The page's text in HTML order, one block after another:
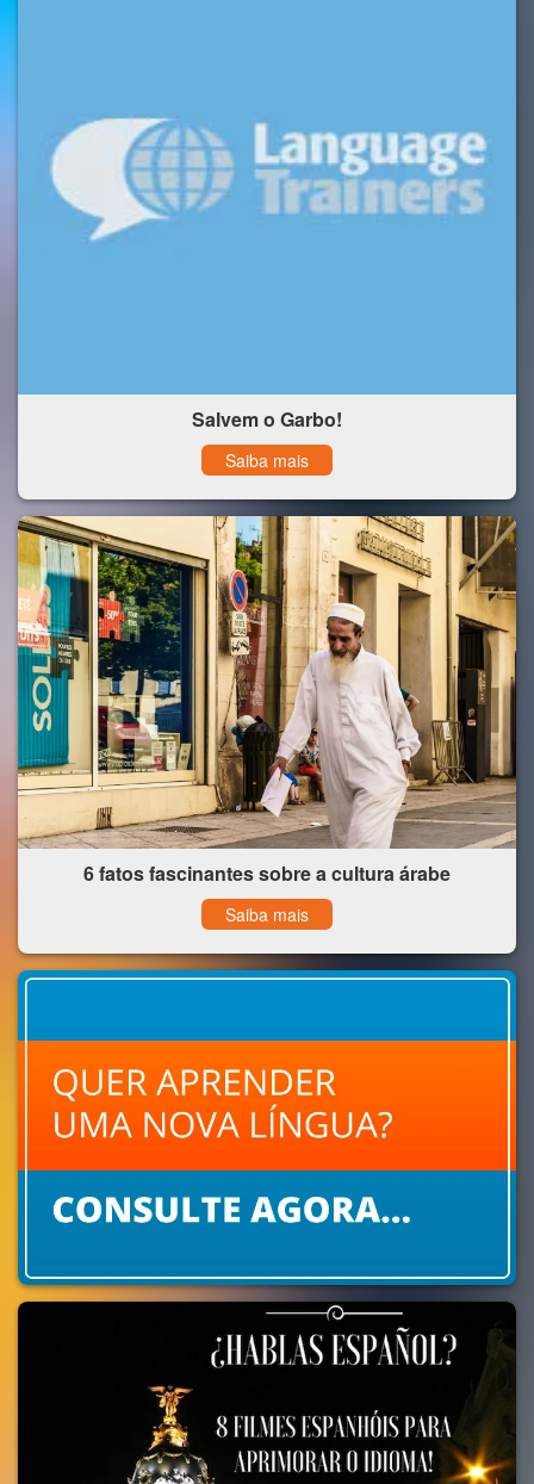
Salvem o Garbo!
Saiba mais
6 fatos fascinantes sobre a cultura árabe
Saiba mais